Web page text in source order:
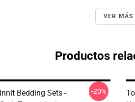
VER MÁS
Productos
Bedding Sets -
-20%